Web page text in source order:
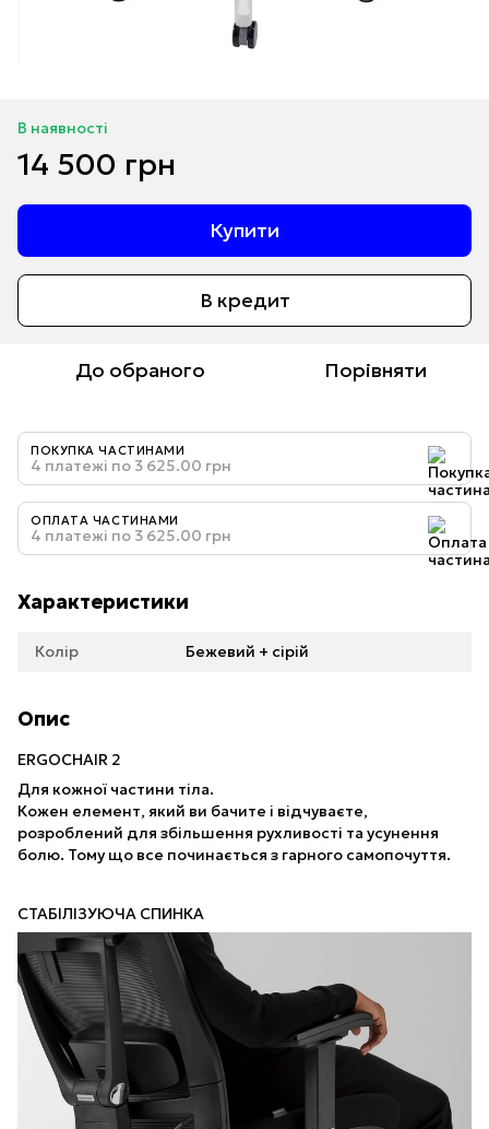
В наявності
14 500 грн
Купити
В кредит
До обраного Порівняти
ПОКУПКА ЧАСТИНАМИ
4 платежі по 3 625.00 грн
ОПЛАТА ЧАСТИНАМИ
4 платежі по 3 625.00 грн
Характеристики
Колір Бежевий + сірій
Опис
ERGOCHAIR 2
Для кожної частини тіла.
Кожен елемент, який ви бачите і відчуваєте,
розроблений для збільшення рухливості та усунення
болю. Тому що все починається з гарного самопочуття.
СТАБІЛІЗУЮЧА СПИНКА